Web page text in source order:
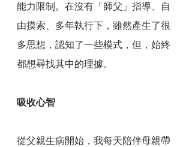
能力限制。在沒有「師父」指導、自
由摸索、多年執行下，雖然產生了很
多思想，認知了一些模式，但，始終
都想尋找其中的理據。
吸收心智
從父親生病開始，我每天陪伴母親帶